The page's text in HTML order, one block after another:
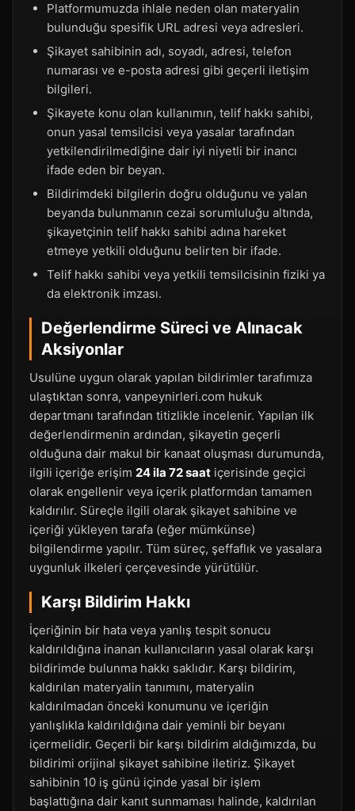
Platformumuzda ihlale neden olan materyalin
bulunduğu spesifik URL adresi veya adresleri.
Şikayet sahibinin adı, soyadı, adresi, telefon
numarası ve e-posta adresi gibi geçerli iletişim
bilgileri.
Şikayete konu olan kullanımın, telif hakkı sahibi,
onun yasal temsilcisi veya yasalar tarafından
yetkilendirilmediğine dair iyi niyetli bir inancı
ifade eden bir beyan.
Bildirimdeki bilgilerin doğru olduğunu ve yalan
beyanda bulunmanın cezai sorumluluğu altında,
şikayetçinin telif hakkı sahibi adına hareket
etmeye yetkili olduğunu belirten bir ifade.
Telif hakkı sahibi veya yetkili temsilcisinin fiziki ya
da elektronik imzası.
Değerlendirme Süreci ve Alınacak
Aksiyonlar
Usulüne uygun olarak yapılan bildirimler tarafımıza
ulaştıktan sonra, vanpeynirleri.com hukuk
departmanı tarafından titizlikle incelenir. Yapılan ilk
değerlendirmenin ardından, şikayetin geçerli
olduğuna dair makul bir kanaat oluşması durumunda,
ilgili içeriğe erişim 24 ila 72 saat içerisinde geçici
olarak engellenir veya içerik platformdan tamamen
kaldırılır. Süreçle ilgili olarak şikayet sahibine ve
içeriği yükleyen tarafa (eğer mümkünse)
bilgilendirme yapılır. Tüm süreç, şeffaflık ve yasalara
uygunluk ilkeleri çerçevesinde yürütülür.
Karşı Bildirim Hakkı
İçeriğinin bir hata veya yanlış tespit sonucu
kaldırıldığına inanan kullanıcıların yasal olarak karşı
bildirimde bulunma hakkı saklıdır. Karşı bildirim,
kaldırılan materyalin tanımını, materyalin
kaldırılmadan önceki konumunu ve içeriğin
yanlışlıkla kaldırıldığına dair yeminli bir beyanı
içermelidir. Geçerli bir karşı bildirim aldığımızda, bu
bildirimi orijinal şikayet sahibine iletiriz. Şikayet
sahibinin 10 iş günü içinde yasal bir işlem
başlattığına dair kanıt sunmaması halinde, kaldırılan